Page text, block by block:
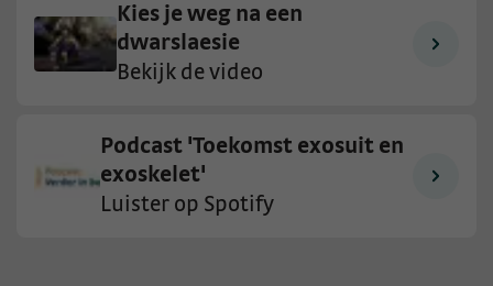
Kies je weg na een
dwarslaesie
Bekijk de video
Podcast 'Toekomst exosuit en
exoskelet'
Luister op Spotify